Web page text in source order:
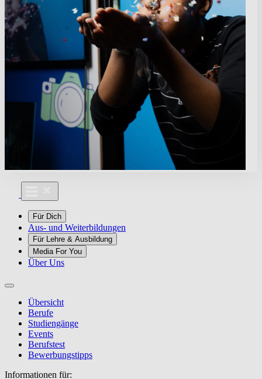
Für Dich
Aus- und Weiterbildungen
Für Lehre & Ausbildung
Media For You
Über Uns
Übersicht
Berufe
Studiengänge
Events
Berufstest
Bewerbungstipps
Informationen für: